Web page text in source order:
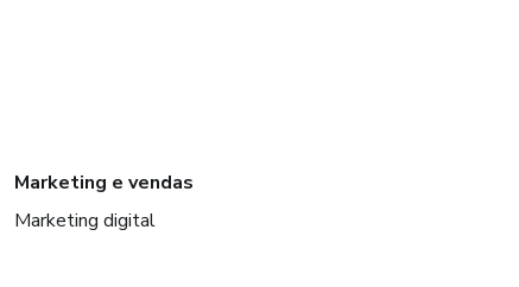
Marketing e vendas
Marketing digital